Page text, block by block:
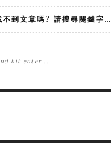
不到文章嗎? 請搜尋關鍵字…